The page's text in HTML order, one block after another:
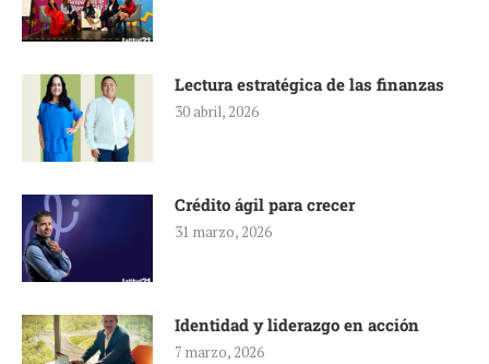
Lectura estratégica de las finanzas
30 abril, 2026
Crédito ágil para crecer
31 marzo, 2026
Identidad y liderazgo en acción
7 marzo, 2026